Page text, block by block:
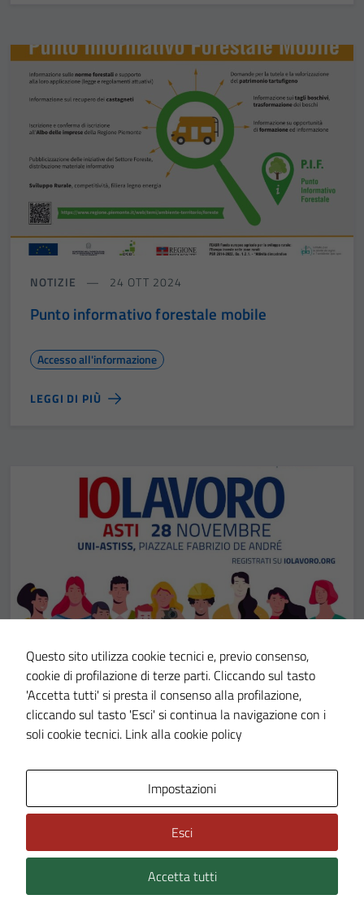
NOTIZIE 24 OTT 2024
Punto informativo forestale mobile
Accesso all'informazione
LEGGI DI PIÙ
NOTIZIE 24 OTT 24
Io lavoro
LEGGI DI PIÙ
Questo sito utilizza cookie tecnici e, previo consenso,
cookie di profilazione di terze parti. Cliccando sul tasto
'Accetta tutti' si presta il consenso alla profilazione,
cliccando sul tasto 'Esci' si continua la navigazione con i
soli cookie tecnici. Link alla cookie policy
Impostazioni
Esci
Accetta tutti